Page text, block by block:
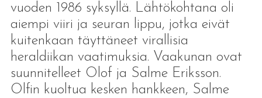
vuoden 1986 syksyllä. Lähtökohtana oli
aiempi viiri ja seuran lippu, jotka eivät
kuitenkaan täyttäneet virallisia
heraldiikan vaatimuksia. Vaakunan ovat
suunnitelleet Olof ja Salme Eriksson.
Olfin kuoltua kesken hankkeen, Salme